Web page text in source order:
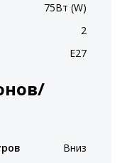
75Вт (W)
2
E27
Вниз